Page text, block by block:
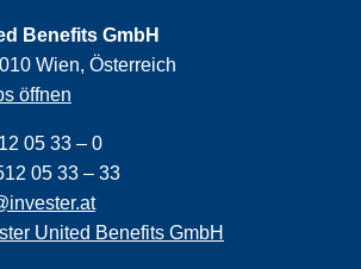
Benefits GmbH
Wien, Österreich
öffnen
05 33 – 0
05 33 – 33
United Benefits GmbH